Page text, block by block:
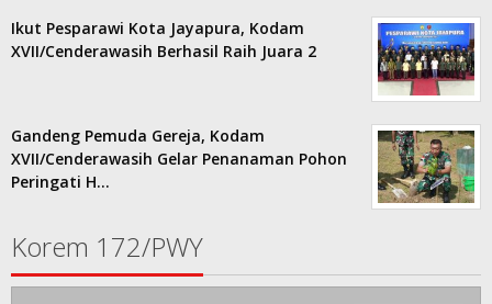
Ikut Pesparawi Kota Jayapura, Kodam
XVII/Cenderawasih Berhasil Raih Juara 2
Gandeng Pemuda Gereja, Kodam
XVII/Cenderawasih Gelar Penanaman Pohon
Peringati H…
Korem 172/PWY